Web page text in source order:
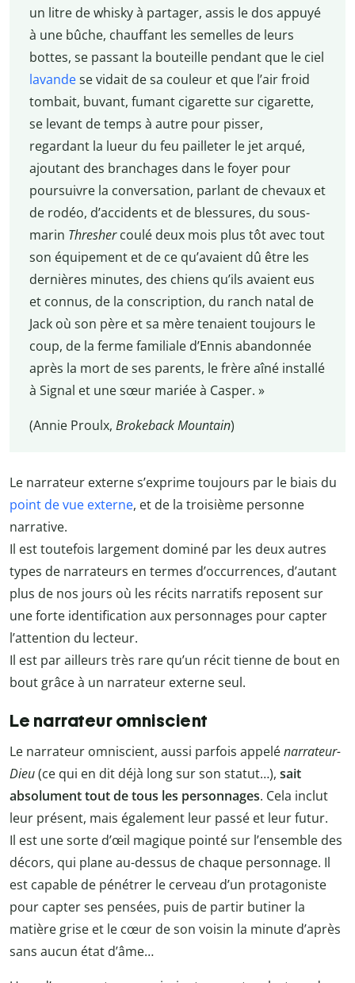
un litre de whisky à partager, assis le dos appuyé
à une bûche, chauffant les semelles de leurs
bottes, se passant la bouteille pendant que le ciel
lavandese vidait de sa couleur et que l’air froid
tombait, buvant, fumant cigarette sur cigarette,
se levant de temps à autre pour pisser,
regardant la lueur du feu pailleter le jet arqué,
ajoutant des branchages dans le foyer pour
poursuivre la conversation, parlant de chevaux et
de rodéo, d’accidents et de blessures, du sous-
marin Threshercoulé deux mois plus tôt avec tout
son équipement et de ce qu’avaient dû être les
dernières minutes, des chiens qu’ils avaient eus
et connus, de la conscription, du ranch natal de
Jack où son père et sa mère tenaient toujours le
coup, de la ferme familiale d’Ennis abandonnée
après la mort de ses parents, le frère aîné installé
à Signal et une sœur mariée à Casper. »
(Annie Proulx, Brokeback Mountain)
Le narrateur externe s’exprime toujours par le biais du
point de vue externe, et de la troisième personne
narrative.
Il est toutefois largement dominé par les deux autres
types de narrateurs en termes d’occurrences, d’autant
plus de nos jours où les récits narratifs reposent sur
une forte identification aux personnages pour capter
l’attention du lecteur.
Il est par ailleurs très rare qu’un récit tienne de bout en
bout grâce à un narrateur externe seul.
Le narrateur omniscient
Le narrateur omniscient, aussi parfois appelénarrateur-
Dieu(ce qui en dit déjà long sur son statut…), sait
absolument tout de tous les personnages. Cela inclut
leur présent, mais également leur passé et leur futur.
Il est une sorte d’œil magique pointé sur l’ensemble des
décors, qui plane au-dessus de chaque personnage. Il
est capable de pénétrer le cerveau d’un protagoniste
pour capter ses pensées, puis de partir butiner la
matière grise et le cœur de son voisin la minute d’après
sans aucun état d’âme…